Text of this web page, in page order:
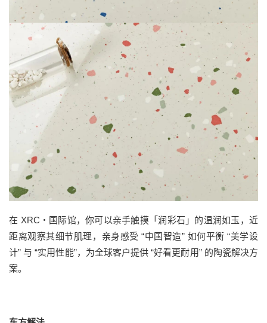
在 XRC・国际馆，你可以亲手触摸「润彩石」的温润如玉，近
距离观察其细节肌理，亲身感受 “中国智造” 如何平衡 “美学设
计” 与 “实用性能”，为全球客户提供 “好看更耐用” 的陶瓷解决方
案。